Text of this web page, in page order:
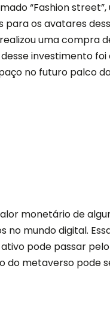
“Fashion
os avatares
uma compra
investimento foi
no futuro palco
monetário de
no mundo digital.
pode passar
do metaverso pode